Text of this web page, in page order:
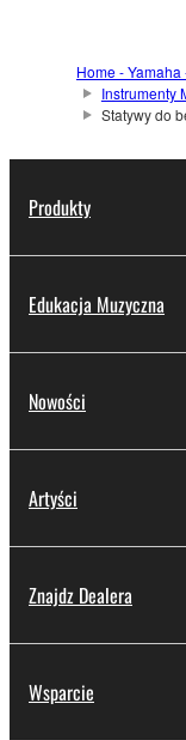
Home - Yamaha
Instrumenty
Statywy do
Produkty
Edukacja Muzyczna
Nowości
Artyści
Znajdz Dealera
Wsparcie